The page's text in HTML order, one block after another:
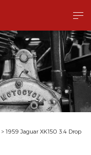
> 1959 Jaguar XK150 3.4 Drop